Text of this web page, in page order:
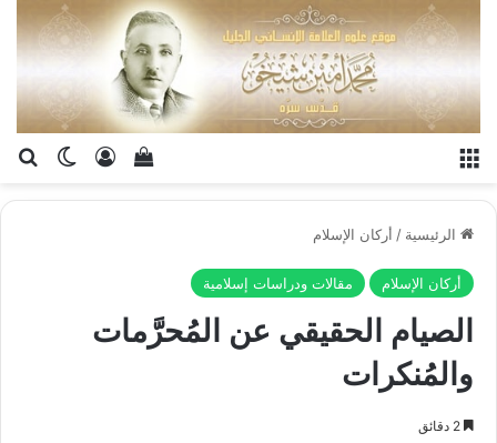
الوضعتسجيل
إستعراض سلة
الرئيسية / أركان الإسلام
أركان الإسلام مقالات ودراسات إسلامية
الصيام الحقيقي عن المُحرَّمات
والمُنكرات